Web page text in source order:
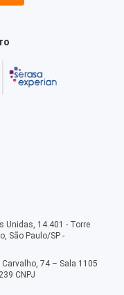
Unidas, 14.401 - Torre
São Paulo/SP -
Carvalho, 74 – Sala 1105
CNPJ